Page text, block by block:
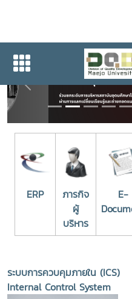
Previous
ERP
ภารกิจ
ผู้
บริหาร
E-
ระบบการควบคุมภายใน (ICS)
Internal Control System